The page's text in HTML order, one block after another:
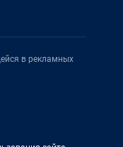
в рекламных